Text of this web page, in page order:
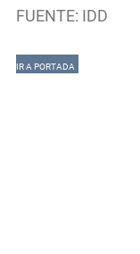
FUENTE: IDD
IR A PORTADA